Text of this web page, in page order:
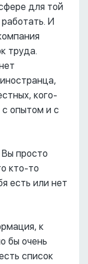
для той
И
труда.
кого-
опытом и с
просто
кто-то
есть или нет
к
бы очень
список